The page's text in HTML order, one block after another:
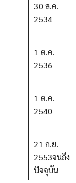
30 ส.ค.
2534
1 ต.ค.
2536
1 ต.ค.
2540
21 ก.ย.
2553จนถึง
ปัจจุบัน